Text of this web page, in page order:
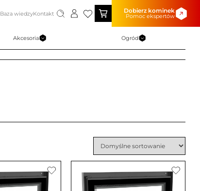
Baza wiedzyKontakt Dobierz kominek
Pomoc ekspertów
Akcesoria Ogród